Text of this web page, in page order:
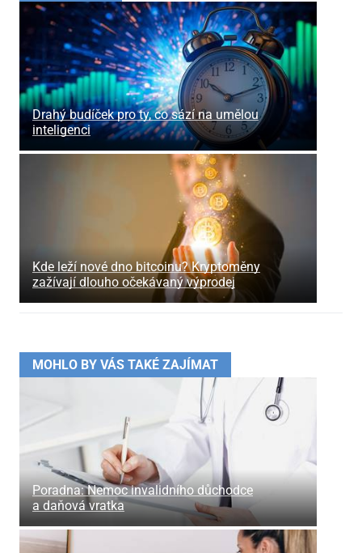
Drahý budíček pro ty, co sází na umělou
inteligenci
Kde leží nové dno bitcoinu? Kryptoměny
zažívají dlouho očekávaný výprodej
MOHLO BY VÁS TAKÉ ZAJÍMAT
Poradna: Nemoc invalidního důchodce
a daňová vratka